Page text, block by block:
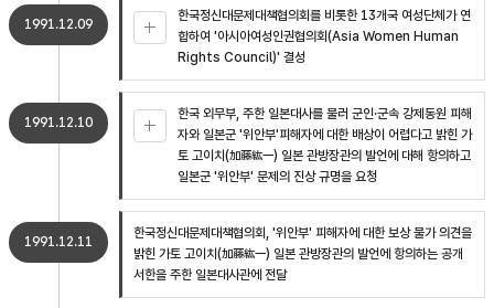
1991.12.09
한국정신대문제대책협의회를 비롯한 13개국 여성단체가 연
합하여 '아시아여성인권협의회(Asia Women Human
Rights Council)' 결성
1991.12.10
한국 외무부, 주한 일본대사를 불러 군인·군속 강제동원 피해
자와 일본군 '위안부'피해자에 대한 배상이 어렵다고 밝힌 가
토 고이치(加藤紘一) 일본 관방장관의 발언에 대해 항의하고
일본군 '위안부' 문제의 진상 규명을 요청
1991.12.11
한국정신대문제대책협의회, '위안부' 피해자에 대한 보상 불가 의견을
밝힌 가토 고이치(加藤紘一) 일본 관방장관의 발언에 항의하는 공개
서한을 주한 일본대사관에 전달